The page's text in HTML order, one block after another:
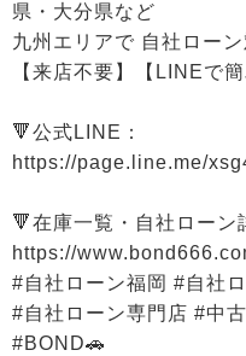
県・大分県など
九州エリアで 自社ロー
【来店不要】【LINEで
🔻公式LINE：
https://page.line.me/
🔻在庫一覧・自社ローン
https://
#自社ローン福岡 #自社
#自社ローン専門店 #中
#BOND🚗